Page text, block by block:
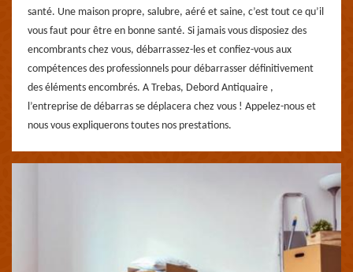
santé. Une maison propre, salubre, aéré et saine, c’est tout ce qu’il
vous faut pour être en bonne santé. Si jamais vous disposiez des
encombrants chez vous, débarrassez-les et confiez-vous aux
compétences des professionnels pour débarrasser définitivement
des éléments encombrés. A Trebas, Debord Antiquaire ,
l’entreprise de débarras se déplacera chez vous ! Appelez-nous et
nous vous expliquerons toutes nos prestations.